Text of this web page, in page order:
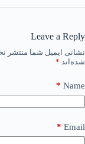
Leave a Reply
نشانی ایمیل شما منتشر
شده‌اند *
Name
*
Email
*